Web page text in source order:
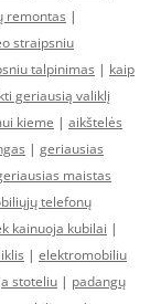
remontas |
straipsniu
talpinimas | kaip
geriausią valiklį
kieme | aikštelės
| geriausias
maistas
telefonų
kainuoja kubilai |
| elektromobiliu
stoteliu | padangų